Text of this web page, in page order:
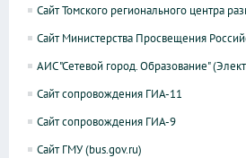
Сайт Томского регионального центра
Сайт Министерства Просвещения
АИС "Сетевой город. Образование"
Сайт сопровождения ГИА-11
Сайт сопровождения ГИА-9
Сайт ГМУ (bus.gov.ru)